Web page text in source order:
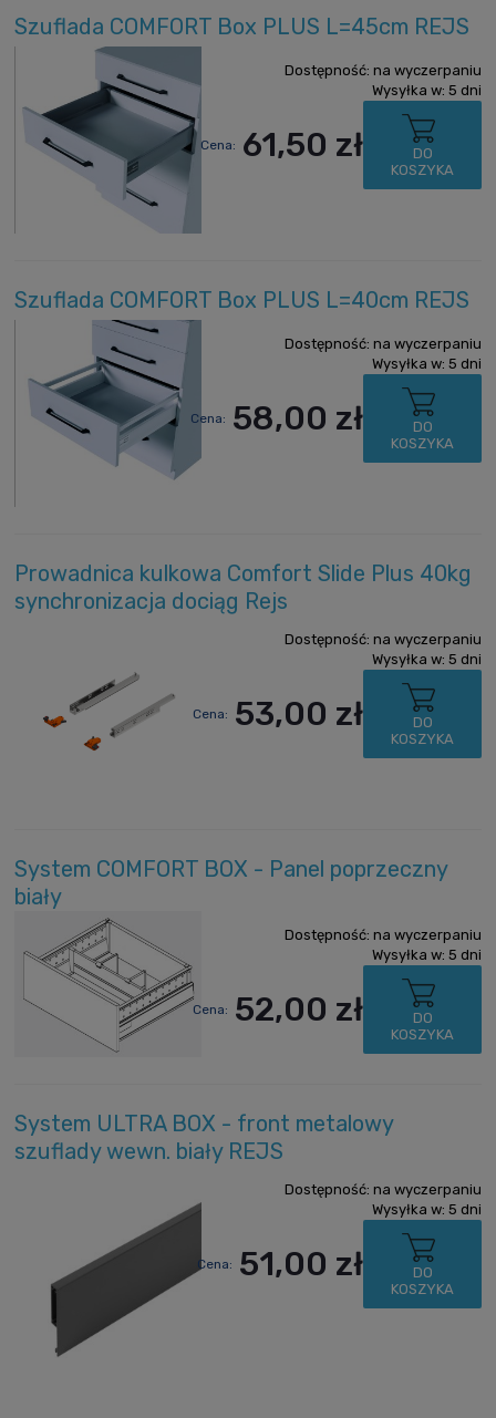
Szuflada COMFORT Box PLUS L=45cm REJS
Dostępność: na wyczerpaniu
Wysyłka w: 5 dni
Cena: 61,50 zł
DO
KOSZYKA
Szuflada COMFORT Box PLUS L=40cm REJS
Dostępność: na wyczerpaniu
Wysyłka w: 5 dni
Cena: 58,00 zł
DO
KOSZYKA
Prowadnica kulkowa Comfort Slide Plus 40kg
synchronizacja dociąg Rejs
Dostępność: na wyczerpaniu
Wysyłka w: 5 dni
Cena: 53,00 zł
DO
KOSZYKA
System COMFORT BOX - Panel poprzeczny
biały
Dostępność: na wyczerpaniu
Wysyłka w: 5 dni
Cena: 52,00 zł
DO
KOSZYKA
System ULTRA BOX - front metalowy
szuflady wewn. biały REJS
Dostępność: na wyczerpaniu
Wysyłka w: 5 dni
Cena: 51,00 zł
DO
KOSZYKA